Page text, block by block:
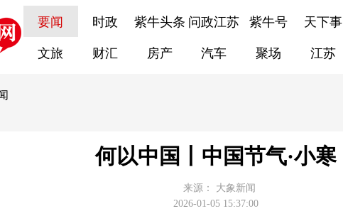
要闻 时政 紫牛头条 问政江苏 紫牛号 天下事
文旅 财汇 房产 汽车 聚场 江苏
何以中国丨中国节气·小寒
来源：
大象新闻
2026-01-05 15:37:00